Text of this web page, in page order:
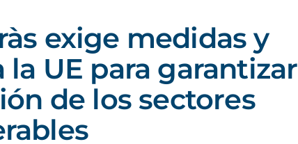
exige medidas y
la UE para garantizar
de los sectores